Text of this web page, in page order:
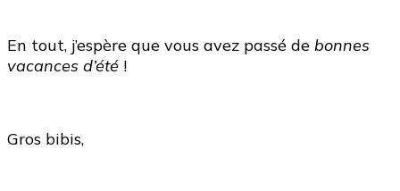
En tout, j’espère que vous avez passé de bonnes
vacances d’été !
Gros bibis,